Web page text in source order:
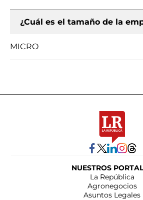
¿Cuál es el tamaño de la
MICRO
NUESTROS
La República
Agronegocios
Asuntos Legales